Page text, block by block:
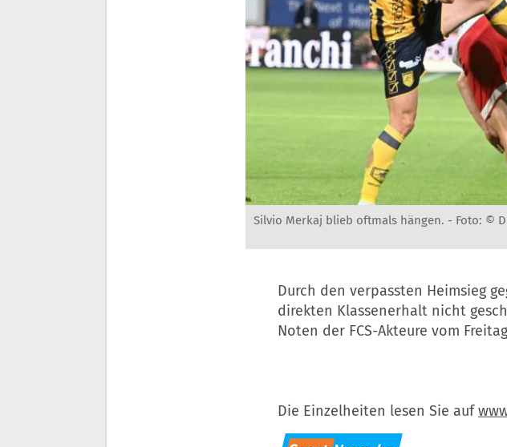
Silvio Merkaj blieb oftmals hängen. - Foto: ©
Durch den verpassten Heimsieg
direkten Klassenerhalt nicht
Noten der FCS-Akteure vom
Die Einzelheiten lesen Sie auf